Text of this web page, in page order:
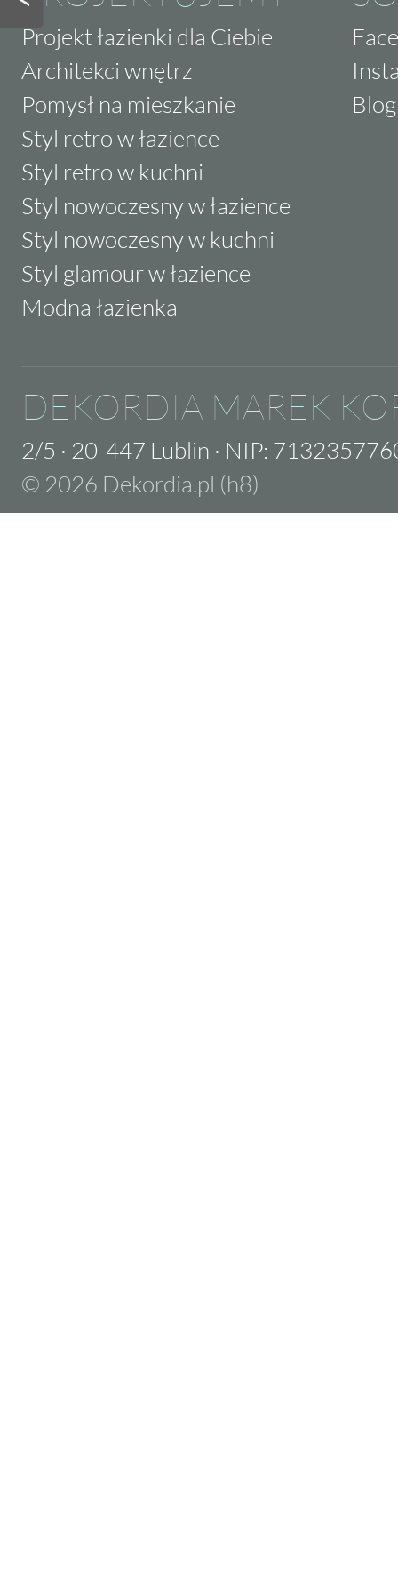
Projekt łazienki dla Ciebie
Architekci wnętrz
Pomysł na mieszkanie
Styl retro w łazience
Styl retro w kuchni
Styl nowoczesny w łazience
Styl nowoczesny w kuchni
Styl glamour w łazience
Modna łazienka
Blog
DEKORDIA MAREK
2/5 · 20-447 Lublin · NIP:
© 2026 Dekordia.pl (h8)